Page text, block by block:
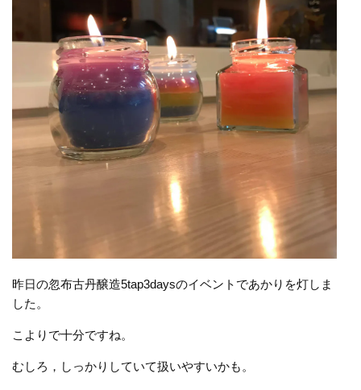
昨日の忽布古丹醸造5tap3daysのイベントであかりを灯しま
した。
こよりで十分ですね。
むしろ，しっかりしていて扱いやすいかも。